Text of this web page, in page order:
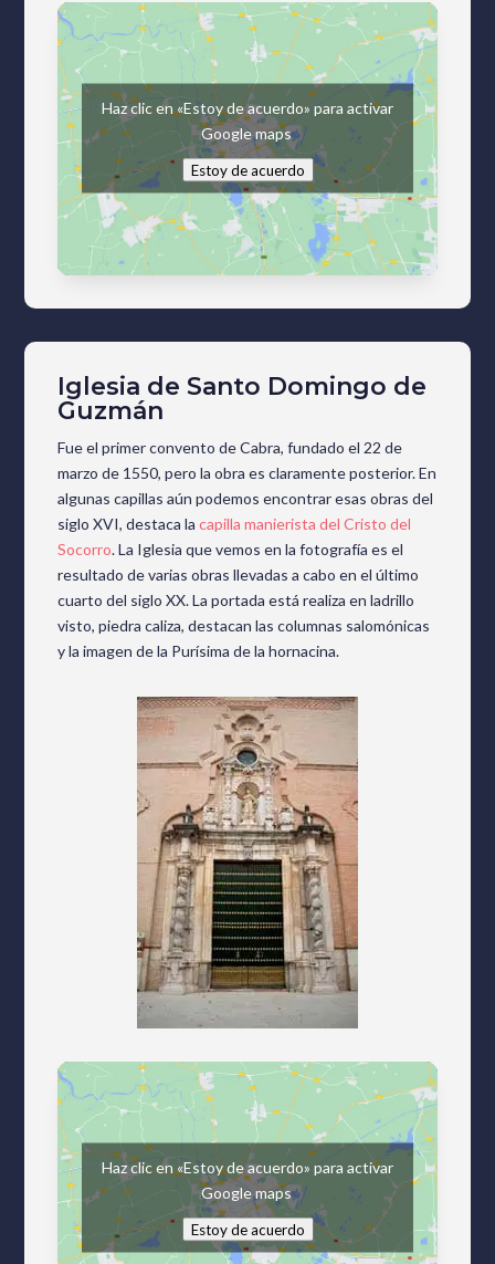
Haz clic en «Estoy de acuerdo» para activar
Google maps
Estoy de acuerdo
Iglesia de Santo Domingo de
Guzmán
Fue el primer convento de Cabra, fundado el 22 de
marzo de 1550, pero la obra es claramente posterior. En
algunas capillas aún podemos encontrar esas obras del
siglo XVI, destaca lacapilla manierista del Cristo del
Socorro. La Iglesia que vemos en la fotografía es el
resultado de varias obras llevadas a cabo en el último
cuarto del siglo XX. La portada está realiza en ladrillo
visto, piedra caliza, destacan las columnas salomónicas
y la imagen de la Purísima de la hornacina.
Haz clic en «Estoy de acuerdo» para activar
Google maps
Estoy de acuerdo